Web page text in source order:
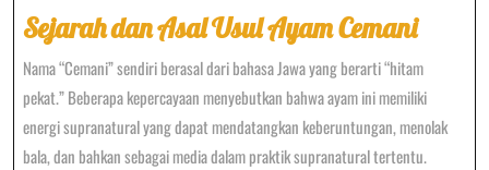
Sejarah dan Asal Usul Ayam Cemani
Nama “Cemani” sendiri berasal dari bahasa Jawa yang berarti “hitam
pekat.” Beberapa kepercayaan menyebutkan bahwa ayam ini memiliki
energi supranatural yang dapat mendatangkan keberuntungan, menolak
bala, dan bahkan sebagai media dalam praktik supranatural tertentu.